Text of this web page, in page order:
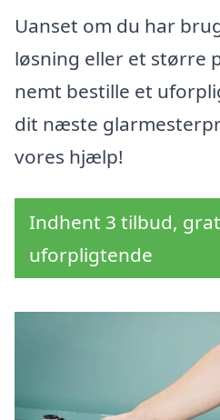
Uanset om du har
løsning eller et større
nemt bestille et
dit næste
vores hjælp!
Indhent 3 tilbud,
uforpligtende